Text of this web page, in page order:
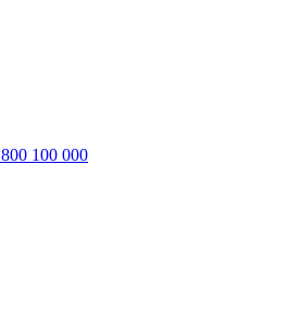
800 100 000